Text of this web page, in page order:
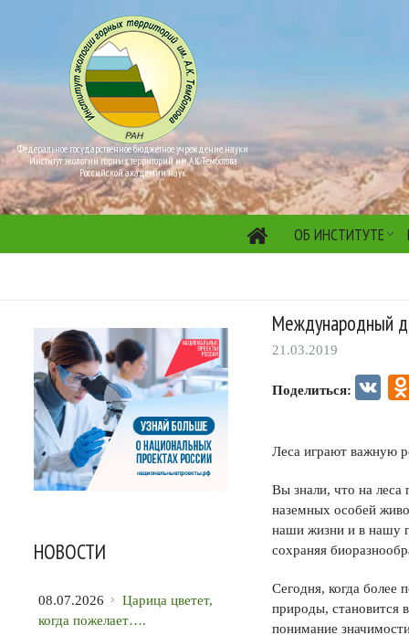
Федеральное государственное бюджетное учреждение науки
Институт экологии горных территорий им. А.К. Темботова
Российской академии наук
ОБ ИНСТИТУТЕ
Международный
21.03.2019
Поделиться: VK
Леса играют важную
Вы знали, что на
наземных особей
наши жизни и в нашу
сохраняя
Сегодня, когда более
природы, становится
понимание
НОВОСТИ
08.07.2026
Царица цветет,
когда пожелает….